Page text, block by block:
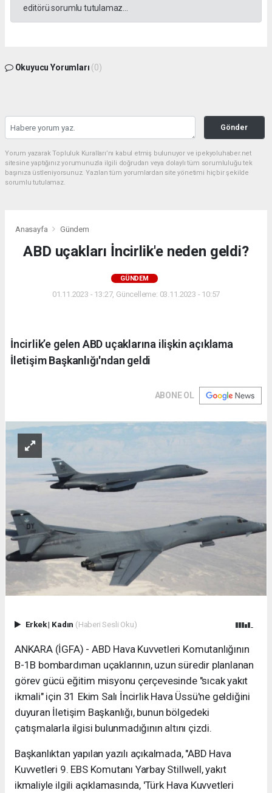
editörü sorumlu tutulamaz...
Okuyucu Yorumları (0)
Gönder
Yorum yazarak Topluluk Kuralları’nı kabul etmiş bulunuyor ve ipekyoluhaber.net
sitesine yaptığınız yorumunuzla ilgili doğrudan veya dolaylı tüm sorumluluğu tek
başınıza üstleniyorsunuz. Yazılan tüm yorumlardan site yönetimi hiçbir şekilde
sorumlu tutulamaz.
Anasayfa Gündem
ABD uçakları İncirlik'e neden geldi?
GÜNDEM
01.11.2023 - 13:27, Güncelleme: 03.11.2023 - 10:57
İncirlik’e gelen ABD uçaklarına ilişkin açıklama
İletişim Başkanlığı'ndan geldi
ABONE OL
Erkek| Kadın (Haberi Sesli Oku)
ANKARA (İGFA) - ABD Hava Kuvvetleri Komutanlığının
B-1B bombardıman uçaklarının, uzun süredir planlanan
görev gücü eğitim misyonu çerçevesinde "sıcak yakıt
ikmali" için 31 Ekim Salı İncirlik Hava Üssü'ne geldiğini
duyuran İletişim Başkanlığı, bunun bölgedeki
çatışmalarla ilgisi bulunmadığının altını çizdi.
Başkanlıktan yapılan yazılı açıkalmada, "ABD Hava
Kuvvetleri 9. EBS Komutanı Yarbay Stillwell, yakıt
ikmaliyle ilgili açıklamasında, 'Türk Hava Kuvvetleri